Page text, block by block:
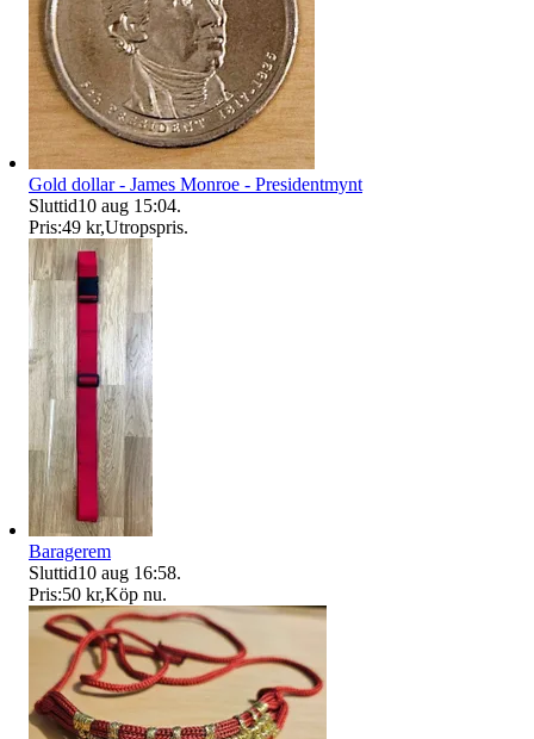
Gold dollar - James Monroe - Presidentmynt
Sluttid10 aug 15:04.
Pris:49 kr,Utropspris.
Baragerem
Sluttid10 aug 16:58.
Pris:50 kr,Köp nu.